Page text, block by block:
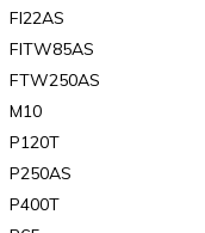
FI22AS
FITW85AS
FTW250AS
M10
P120T
P250AS
P400T